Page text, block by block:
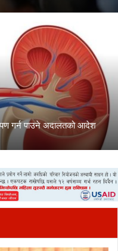
गर्न पाउने अदालतको आदेश